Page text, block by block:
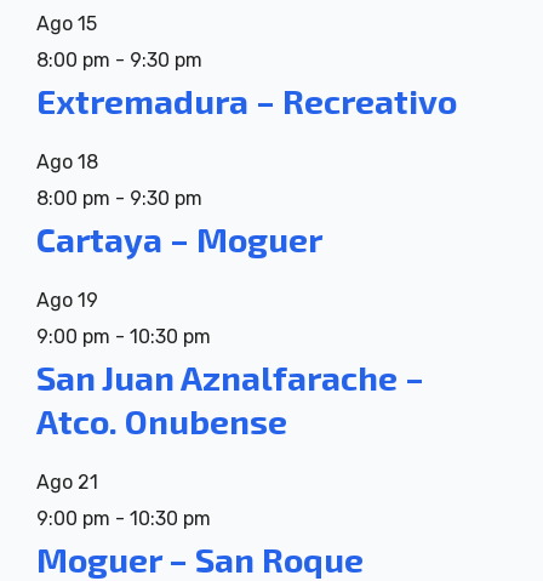
Ago 15
8:00 pm - 9:30 pm
Extremadura – Recreativo
Ago 18
8:00 pm - 9:30 pm
Cartaya – Moguer
Ago 19
9:00 pm - 10:30 pm
San Juan Aznalfarache –
Atco. Onubense
Ago 21
9:00 pm - 10:30 pm
Moguer – San Roque